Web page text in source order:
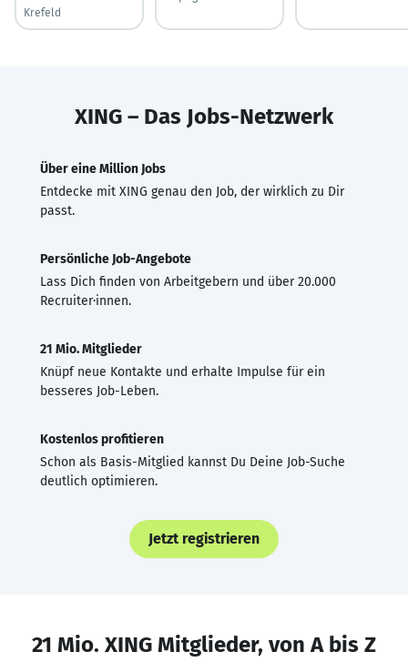
Krefeld
XING – Das Jobs-Netzwerk
Über eine Million Jobs
Entdecke mit XING genau den Job, der wirklich zu Dir
passt.
Persönliche Job-Angebote
Lass Dich finden von Arbeitgebern und über 20.000
Recruiter·innen.
21 Mio. Mitglieder
Knüpf neue Kontakte und erhalte Impulse für ein
besseres Job-Leben.
Kostenlos profitieren
Schon als Basis-Mitglied kannst Du Deine Job-Suche
deutlich optimieren.
Jetzt registrieren
21 Mio. XING Mitglieder, von A bis Z